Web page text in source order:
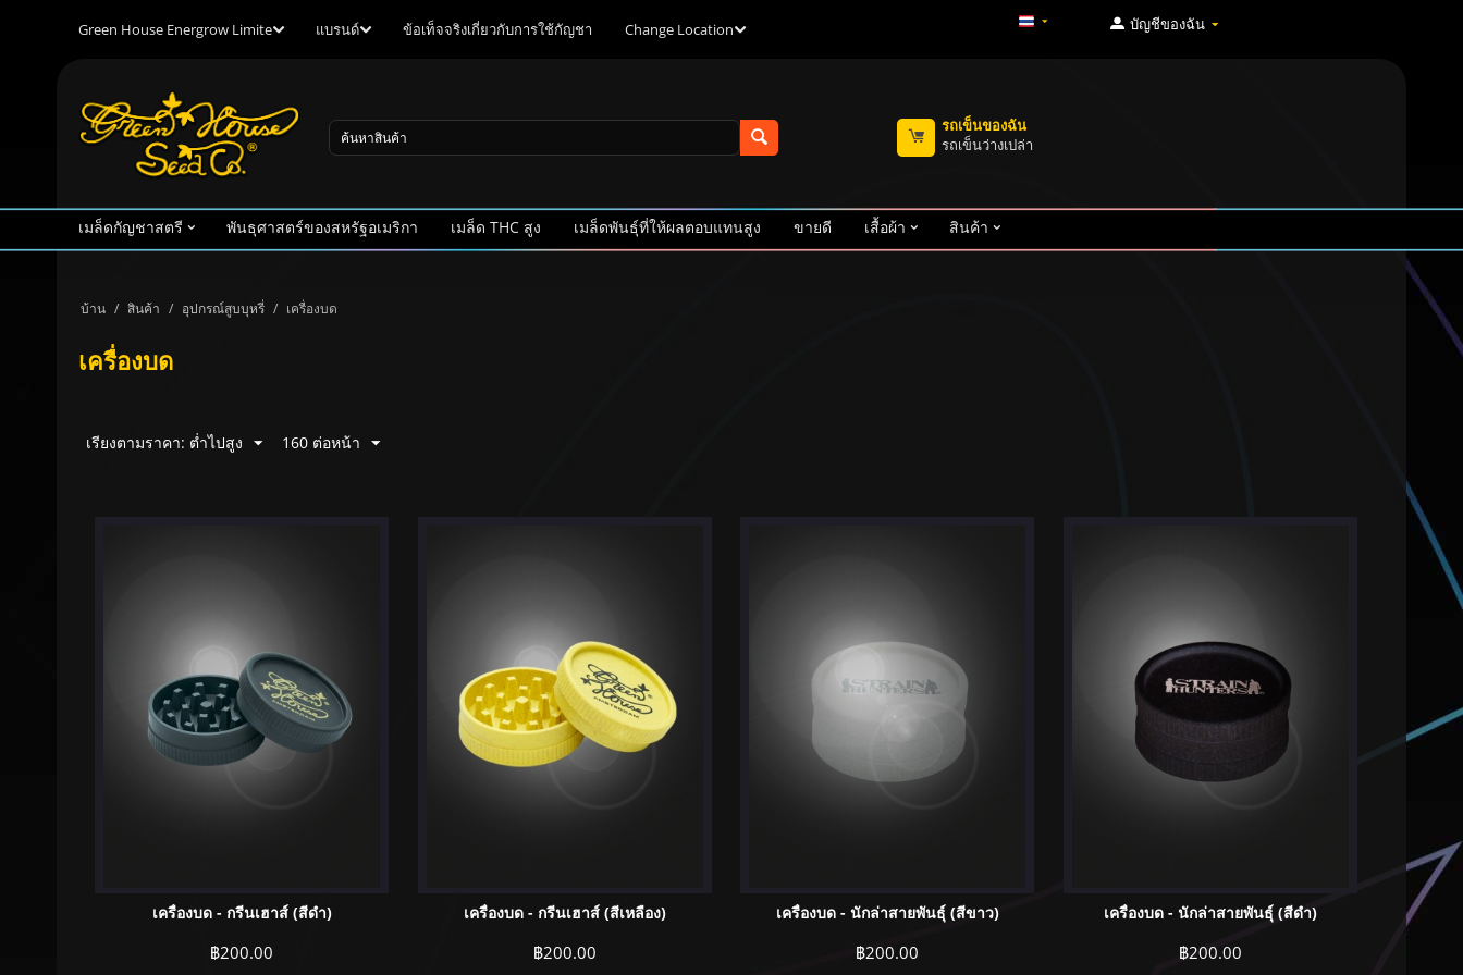
Green House Energrow Limite แบรนด์ ข้อเท็จจริงเกี่ยวกับการใช้กัญชา Change Location บัญชีของฉัน
รถเข็นของฉัน
รถเข็นว่างเปล่า
เมล็ดกัญชาสตรี พันธุศาสตร์ของสหรัฐอเมริกา เมล็ด THC สูง เมล็ดพันธุ์ที่ให้ผลตอบแทนสูง ขายดี เสื้อผ้า สินค้า
บ้าน / สินค้า / อุปกรณ์สูบบุหรี่ / เครื่องบด
เครื่องบด
เรียงตามราคา: ต่ำไปสูง 160 ต่อหน้า
เครื่องบด - กรีนเฮาส์ (สีดำ)
฿200.00
เครื่องบด - กรีนเฮาส์ (สีเหลือง)
฿200.00
เครื่องบด - นักล่าสายพันธุ์ (สีขาว)
฿200.00
เครื่องบด - นักล่าสายพันธุ์ (สีดำ)
฿200.00